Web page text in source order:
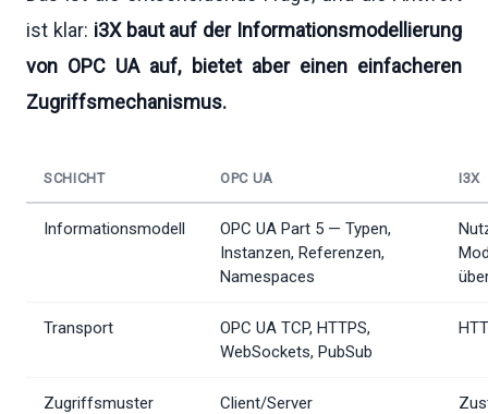
ist klar: i3X baut auf der Informationsmodellierung
von OPC UA auf, bietet aber einen einfacheren
Zugriffsmechanismus.
SCHICHT OPC UA I3X
Informationsmodell
OPC UA Part 5 — Typen,
Instanzen, Referenzen,
Namespaces
Transport
OPC UA TCP, HTTPS,
WebSockets, PubSub
Zugriffsmuster
Client/Server